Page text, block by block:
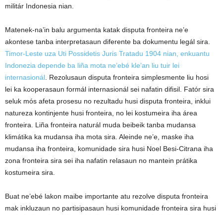
militár Indonesia nian.
Matenek-na’in balu argumenta katak disputa fronteira ne’e
akontese tanba interpretasaun diferente ba dokumentu legál sira.
Timor-Leste uza Uti Possidetis Juris Tratadu 1904 nian, enkuantu
Indonezia depende ba liña mota ne’ebé kle’an liu tuir lei
internasionál . Rezolusaun disputa fronteira simplesmente liu hosi
lei ka kooperasaun formál internasionál sei nafatin difisil. Fatór sira
seluk mós afeta prosesu no rezultadu husi disputa fronteira, inklui
natureza kontinjente husi fronteira, no lei kostumeira iha área
fronteira. Liña fronteira naturál muda beibeik tanba mudansa
klimátika ka mudansa iha mota sira. Aleinde ne’e, maske iha
mudansa iha fronteira, komunidade sira husi Noel Besi-Citrana iha
zona fronteira sira sei iha nafatin relasaun no mantein prátika
kostumeira sira.
Buat ne’ebé lakon maibe importante atu rezolve disputa fronteira
mak inkluzaun no partisipasaun husi komunidade fronteira sira husi